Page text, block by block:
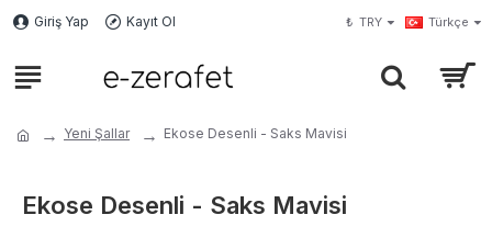
Giriş Yap Kayıt Ol ₺ TRY Türkçe
Yeni Şallar Ekose Desenli - Saks Mavisi
Ekose Desenli - Saks Mavisi